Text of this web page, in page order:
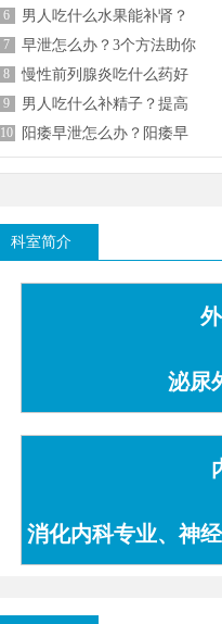
6 男人吃什么水果能补肾？
7 早泄怎么办？3个方法助你
8 慢性前列腺炎吃什么药好
9 男人吃什么补精子？提高
10 阳痿早泄怎么办？阳痿早
科室简介
泌尿
消化内科专业、神